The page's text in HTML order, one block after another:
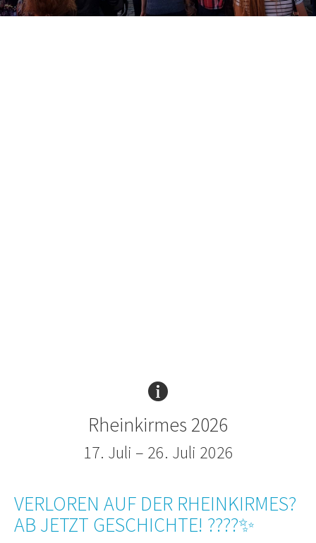
Rheinkirmes 2026
17. Juli – 26. Juli 2026
VERLOREN AUF DER RHEINKIRMES?
AB JETZT GESCHICHTE! ????✨